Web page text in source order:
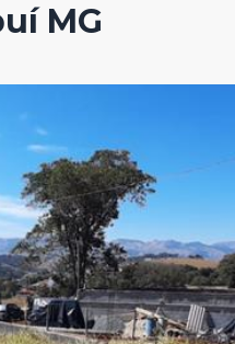
MG